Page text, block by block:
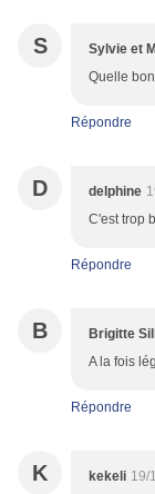
S Sylvie et
Quelle
Répondre
D delphine
C'est trop
Répondre
B Brigitte
A la fois
Répondre
K kekeli 19/